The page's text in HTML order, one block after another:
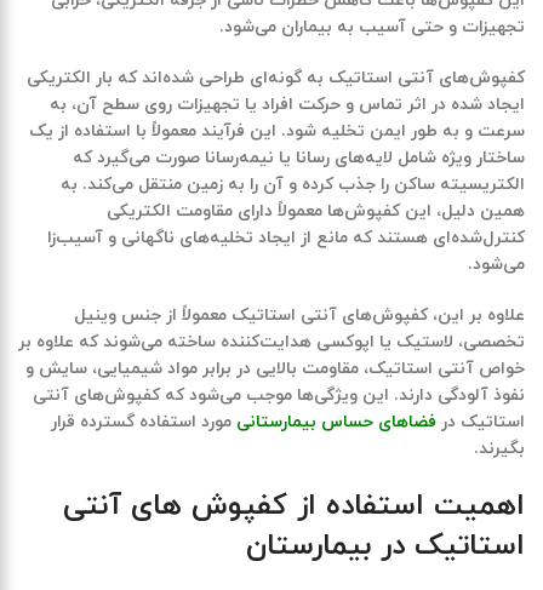
تجهیزات و حتی آسیب به بیماران می‌شود.
کفپوش‌های آنتی استاتیک به گونه‌ای طراحی شده‌اند که بار الکتریکی
ایجاد شده در اثر تماس و حرکت افراد یا تجهیزات روی سطح آن، به
سرعت و به طور ایمن تخلیه شود. این فرآیند معمولاً با استفاده از یک
ساختار ویژه شامل لایه‌های رسانا یا نیمه‌رسانا صورت می‌گیرد که
الکتریسیته ساکن را جذب کرده و آن را به زمین منتقل می‌کند. به
همین دلیل، این کفپوش‌ها معمولاً دارای مقاومت الکتریکی
کنترل‌شده‌ای هستند که مانع از ایجاد تخلیه‌های ناگهانی و آسیب‌زا
می‌شود.
علاوه بر این، کفپوش‌های آنتی استاتیک معمولاً از جنس وینیل
تخصصی، لاستیک یا اپوکسی هدایت‌کننده ساخته می‌شوند که علاوه بر
خواص آنتی استاتیک، مقاومت بالایی در برابر مواد شیمیایی، سایش و
نفوذ آلودگی دارند. این ویژگی‌ها موجب می‌شود که کفپوش‌های آنتی
استاتیک در فضاهای حساس بیمارستانی مورد استفاده گسترده قرار
بگیرند.
اهمیت استفاده از کفپوش‌ های آنتی
استاتیک در بیمارستان